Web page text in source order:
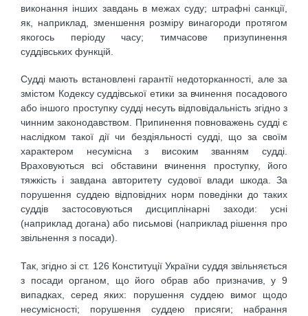
виконання інших завдань в межах суду; штрафні санкції,
як, наприклад, зменшення розміру винагороди протягом
якогось періоду часу; тимчасове призупинення
суддівських функцій.
Судді мають встановлені гарантії недоторканності, але за
змістом Кодексу суддівської етики за вчинення посадового
або іншого проступку судді несуть відповідальність згідно з
чинним законодавством. Припинення повноважень судді є
наслідком такої дії чи бездіяльності судді, що за своїм
характером несумісна з високим званням судді.
Враховуються всі обставини вчинення проступку, його
тяжкість і завдана авторитету судової влади шкода. За
порушення суддею відповідних норм поведінки до таких
суддів застосовуються дисциплінарні заходи: усні
(наприклад догана) або письмові (наприклад рішення про
звільнення з посади).
Так, згідно зі ст. 126 Конституції України суддя звільняється
з посади органом, що його обрав або призначив, у 9
випадках, серед яких: порушення суддею вимог щодо
несумісності; порушення суддею присяги; набрання